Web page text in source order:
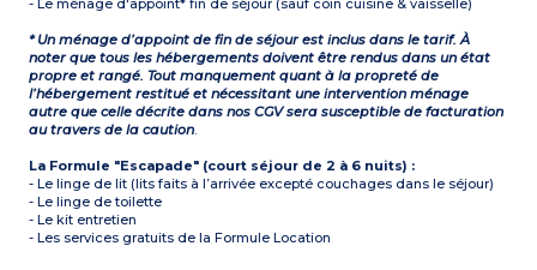
- Le ménage d'appoint* fin de séjour (sauf coin cuisine & vaisselle)
* Un ménage d’appoint de fin de séjour est inclus dans le tarif. À
noter que tous les hébergements doivent être rendus dans un état
propre et rangé. Tout manquement quant à la propreté de
l’hébergement restitué et nécessitant une intervention ménage
autre que celle décrite dans nos CGV sera susceptible de facturation
au travers de la caution.
La Formule "Escapade" (court séjour de 2 à 6 nuits) :
- Le linge de lit (lits faits à l’arrivée excepté couchages dans le séjour)
- Le linge de toilette
- Le kit entretien
- Les services gratuits de la Formule Location